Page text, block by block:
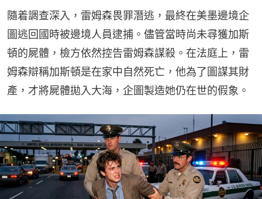
隨着調查深入，雷姆森畏罪潛逃，最終在美墨邊境企
圖逃回國時被邊境人員逮捕。儘管當時尚未尋獲加斯
頓的屍體，檢方依然控告雷姆森謀殺。在法庭上，雷
姆森辯稱加斯頓是在家中自然死亡，他為了圖謀其財
產，才將屍體拋入大海，企圖製造她仍在世的假象。